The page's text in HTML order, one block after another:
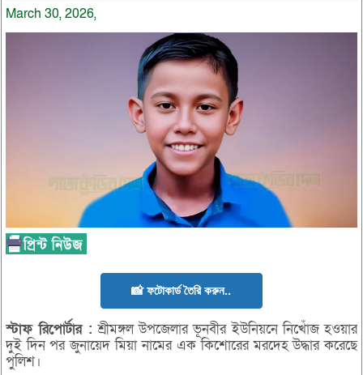
March 30, 2026,
📸 ফটোকার্ড তৈরি করুন..
স্টাফরিপোর্টার : শ্রীমঙ্গল উপজেলার ভূনবীর ইউনিয়নে নিখোঁজ হওয়ার
দুই দিন পর জুনায়েদ মিয়া নামের এক কিশোরের মরদেহ উদ্ধার করেছে
পুলিশ।